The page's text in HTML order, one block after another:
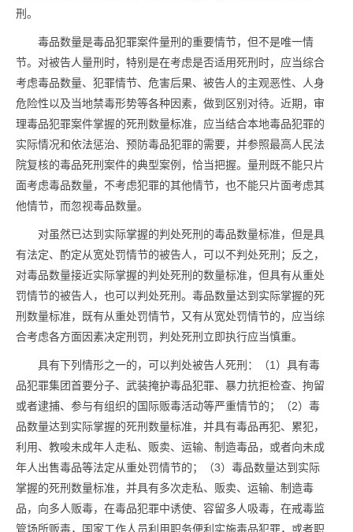
刑。
毒品数量是毒品犯罪案件量刑的重要情节，但不是唯一情
节。对被告人量刑时，特别是在考虑是否适用死刑时，应当综合
考虑毒品数量、犯罪情节、危害后果、被告人的主观恶性、人身
危险性以及当地禁毒形势等各种因素，做到区别对待。近期，审
理毒品犯罪案件掌握的死刑数量标准，应当结合本地毒品犯罪的
实际情况和依法惩治、预防毒品犯罪的需要，并参照最高人民法
院复核的毒品死刑案件的典型案例，恰当把握。量刑既不能只片
面考虑毒品数量，不考虑犯罪的其他情节，也不能只片面考虑其
他情节，而忽视毒品数量。
对虽然已达到实际掌握的判处死刑的毒品数量标准，但是具
有法定、酌定从宽处罚情节的被告人，可以不判处死刑；反之，
对毒品数量接近实际掌握的判处死刑的数量标准，但具有从重处
罚情节的被告人，也可以判处死刑。 毒品数量达到实际掌握的死
刑数量标准，既有从重处罚情节，又有从宽处罚情节的，应当综
合考虑各方面因素决定刑罚，判处死刑立即执行应当慎重。
具有下列情形之一的，可以判处被告人死刑：（1）具有毒
品犯罪集团首要分子、武装掩护毒品犯罪、暴力抗拒检查、拘留
或者逮捕、参与有组织的国际贩毒活动等严重情节的；（2） 毒
品数量达到实际掌握的死刑数量标准，并具有毒品再犯、累犯，
利用、教唆未成年人走私、贩卖、运输、制造毒品，或者向未成
年人出售毒品等法定从重处罚情节的；（3） 毒品数量达到实际
掌握的死刑数量标准，并具有多次走私、贩卖、运输、制造毒
品，向多人贩毒，在毒品犯罪中诱使、容留多人吸毒，在戒毒监
管场所贩毒，国家工作人员利用职务便利实施毒品犯罪，或者职